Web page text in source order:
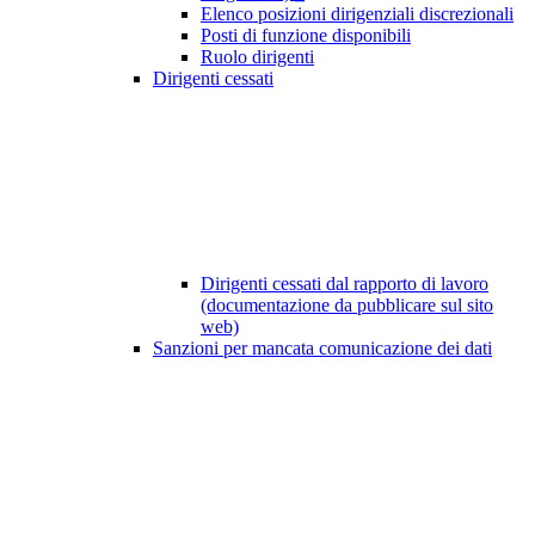
Elenco posizioni dirigenziali discrezionali
Posti di funzione disponibili
Ruolo dirigenti
Dirigenti cessati
Dirigenti cessati dal rapporto di lavoro
(documentazione da pubblicare sul sito
web)
Sanzioni per mancata comunicazione dei dati